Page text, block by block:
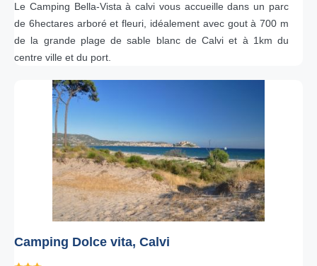
Le Camping Bella-Vista à calvi vous accueille dans un parc
de 6hectares arboré et fleuri, idéalement avec gout à 700 m
de la grande plage de sable blanc de Calvi et à 1km du
centre ville et du port.
Camping Dolce vita, Calvi